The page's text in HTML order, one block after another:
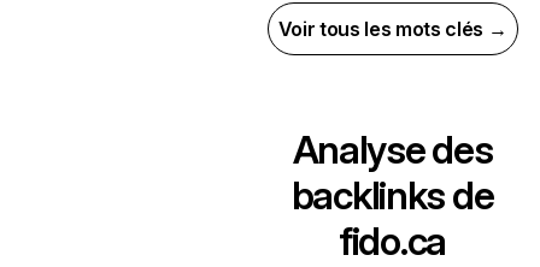
Voir tous les mots clés →
Analyse des
backlinks de
fido.ca